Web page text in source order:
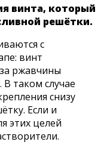
винта, который
решётки.
с
винт
ржавчины
В таком случае
снизу
Если и
этих целей